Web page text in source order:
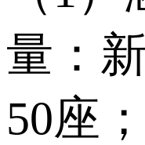
量：
50座；